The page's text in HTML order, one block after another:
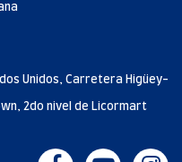
Unidos, Carretera Higüey-
2do nivel de Licormart